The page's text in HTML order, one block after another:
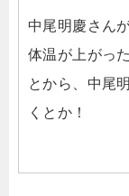
中尾明慶さん
体温が上がっ
とから、中尾
くとか！